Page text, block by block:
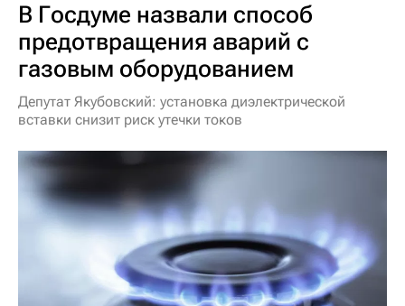
В Госдуме назвали способ
предотвращения аварий с
газовым оборудованием
Депутат Якубовский: установка диэлектрической
вставки снизит риск утечки токов